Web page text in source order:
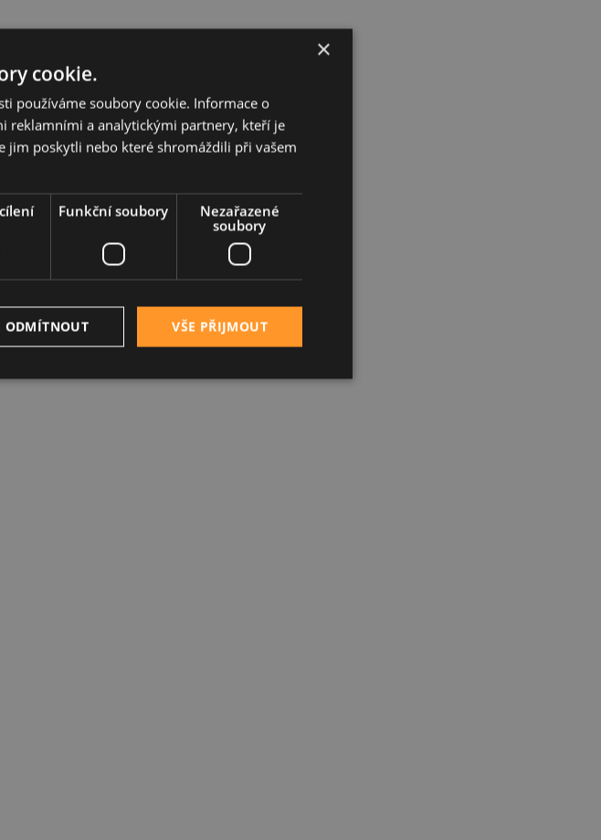
×
cookie.
používáme soubory cookie. Informace o
reklamními a analytickými partnery, kteří je
poskytli nebo které shromáždili při vašem
Funkční soubory
Nezařazené
soubory
VŠE PŘIJMOUT
ODMÍTNOUT